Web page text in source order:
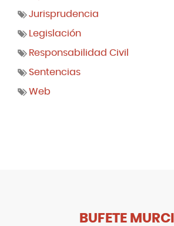
Jurisprudencia
Legislación
Responsabilidad Civil
Sentencias
Web
BUFETE